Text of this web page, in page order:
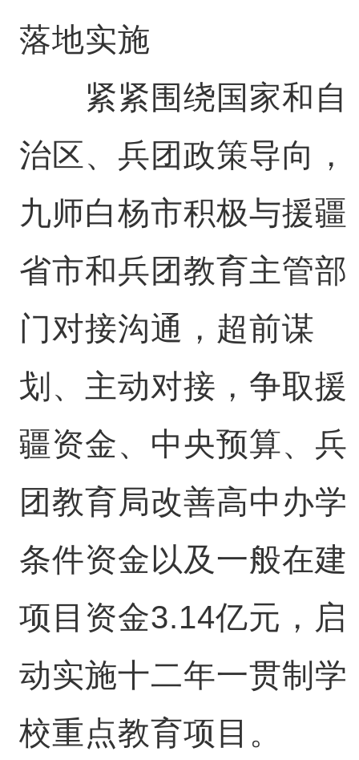
落地实施
紧紧围绕国家和自
治区、兵团政策导向，
九师白杨市积极与援疆
省市和兵团教育主管部
门对接沟通，超前谋
划、主动对接，争取援
疆资金、中央预算、兵
团教育局改善高中办学
条件资金以及一般在建
项目资金3.14亿元，启
动实施十二年一贯制学
校重点教育项目。